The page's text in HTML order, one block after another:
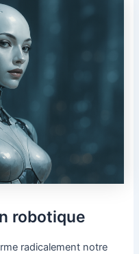
robotique
radicalement notre